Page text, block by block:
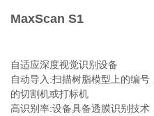
MaxScan S1
自适应深度视觉识别设备
自动导入:扫描树脂模型上的编
的切割机或打标机
高识别率:设备具备透膜识别技